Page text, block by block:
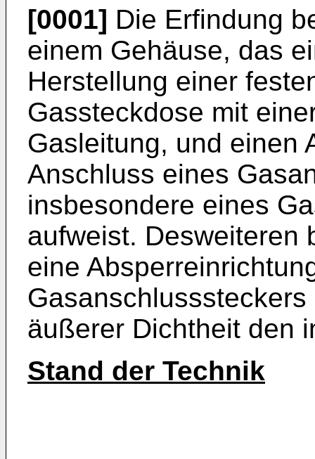
[0001] Die Erfindung
einem Gehäuse, das
Herstellung einer
Gassteckdose mit
Gasleitung, und einen
Anschluss eines
insbesondere eines
aufweist. Desweiteren
eine
äußerer Dichtheit den
Stand der Technik